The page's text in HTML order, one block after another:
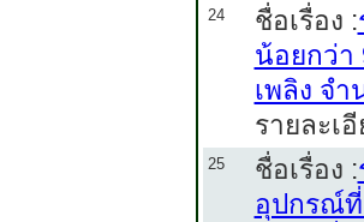
24 ชื่อเรื่อง :
น้อยกว่า
เพลิง จำ
รายละเ
25 ชื่อเรื่อง :
อุปกรณ์ที่